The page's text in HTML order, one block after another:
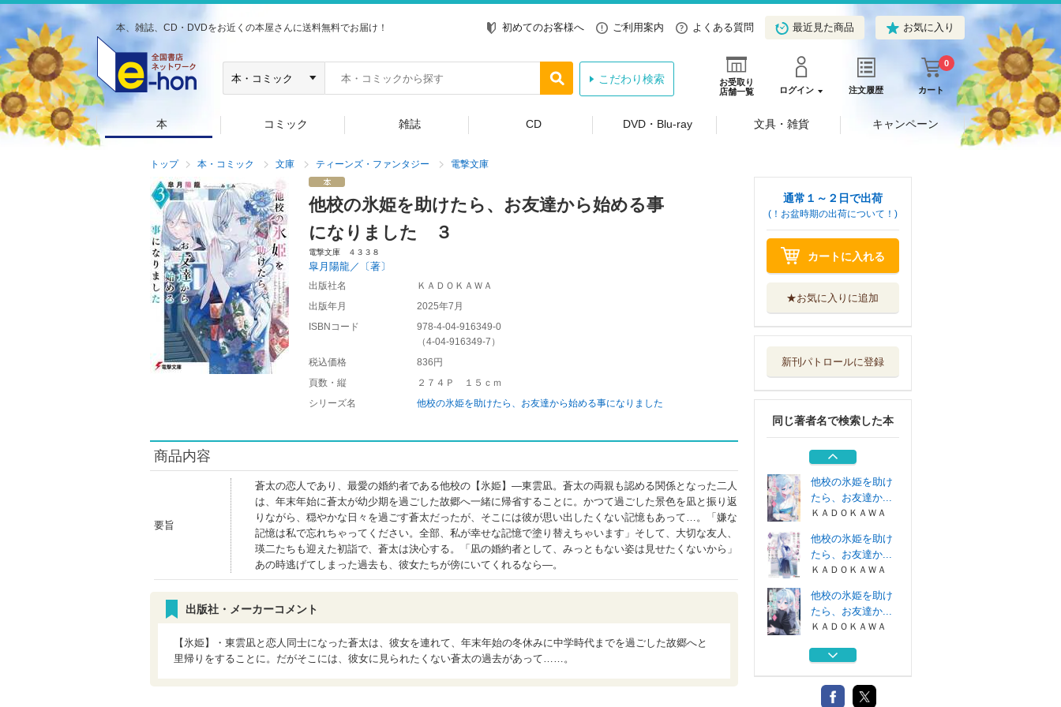
本、雑誌、CD・DVDをお近くの本屋さんに送料無料でお届け！ 初めてのお客様へ ご利用案内 よくある質問 最近見た商品 お気に入り
お受取り
店舗一覧
ログイン 注文履歴 カート
0
こだわり検索
本 コミック 雑誌 CD DVD・Blu-ray 文具・雑貨 キャンペーン
トップ 本・コミック 文庫 ティーンズ・ファンタジー 電撃文庫
他校の氷姫を助けたら、お友達から始める事
になりました ３
電撃文庫 ４３３８
皐月陽龍／〔著〕
出版社名
ＫＡＤＯＫＡＷＡ
出版年月
2025年7月
ISBNコード
978-4-04-916349-0
（4-04-916349-7 ）
税込価格
836円
頁数・縦
２７４Ｐ １５ｃｍ
シリーズ名
他校の氷姫を助けたら、お友達から始める事になりました
商品内容
要旨
蒼太の恋人であり、最愛の婚約者である他校の【氷姫】―東雲凪。蒼太の両親も認める関係となった二人
は、年末年始に蒼太が幼少期を過ごした故郷へ一緒に帰省することに。かつて過ごした景色を凪と振り返
りながら、穏やかな日々を過ごす蒼太だったが、そこには彼が思い出したくない記憶もあって…。「嫌な
記憶は私で忘れちゃってください。全部、私が幸せな記憶で塗り替えちゃいます」そして、大切な友人、
瑛二たちも迎えた初詣で、蒼太は決心する。「凪の婚約者として、みっともない姿は見せたくないから」
あの時逃げてしまった過去も、彼女たちが傍にいてくれるなら―。
出版社・メーカーコメント
【氷姫】・東雲凪と恋人同士になった蒼太は、彼女を連れて、年末年始の冬休みに中学時代までを過ごした故郷へと
里帰りをすることに。だがそこには、彼女に見られたくない蒼太の過去があって……。
通常１～２日で出荷
(！お盆時期の出荷について！)
カートに入れる
★お気に入りに追加
新刊パトロールに登録
同じ著者名で検索した本
他校の氷姫を助け
たら、お友達か...
他校の氷姫を助け
ＫＡＤＯＫＡＷＡ
他校の氷姫を助け
たら、お友達か...
ＫＡＤＯＫＡＷＡ
他校の氷姫を助け
たら、お友達か...
ＫＡＤＯＫＡＷＡ
他校の氷姫を助け
たら、お友達か...
ＫＡＤＯＫＡＷＡ
他校の氷姫を助け
たら、お友達か...
ＫＡＤＯＫＡＷＡ
他校の氷姫を助け
ＫＡＤＯＫＡＷＡ